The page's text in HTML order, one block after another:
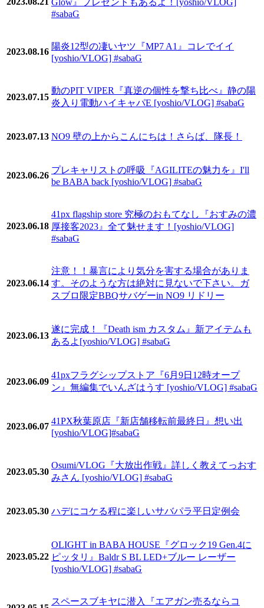
#sabaG
2023.08.16
陽炎12型の凄いヤツ『MP7 A1』コレでイイ
[yoshio/VLOG] #sabaG
2023.07.15
動のPIT VIPER『真逆の個性を撃ち比べ』静の陽
炎入り電動ハイキャパE [yoshio/VLOG] #sabaG
2023.07.13 NO9 壁の上からこんにちは！さらば、隊長！
2023.06.26
プレキャリストの呼吸『AGILITEの魅力を』I'll
be BABA back [yoshio/VLOG] #sabaG
2023.06.18
41px flagship store 究極のおもてなし『おすみの濃
厚接客2023』全て魅せます！[yoshio/VLOG]
#sabaG
2023.06.14
注意！！暴言により気分を害する場合がありま
す。そのような方は絶対に見ないで下さい。ガ
スブロ限定BBQサバゲーin NO9 リドリー
2023.06.13
遂に完成！『Death ism カスタム』新アイテムも
あるよ[yoshio/VLOG] #sabaG
2023.06.09
41pxフラグシップストア『6月9日12時オープ
ン』無編集でいんざはうす [yoshio/VLOG] #sabaG
2023.06.07
41PX秋葉原店『新店舗移転前最終日』想い出
[yoshio/VLOG]#sabaG
2023.05.30
Osumi/VLOG『大放出作戦』詳しく教えてっおす
みさん [yoshio/VLOG] #sabaG
2023.05.30 ハデにコケる程に楽しいサバパラ平日定例会
2023.05.22
OLIGHT in BABA HOUSE『グロック19 Gen.4に
ピッタリ』Baldr S BL LED+ブルー レーザー
[yoshio/VLOG] #sabaG
スペースブキヤに潜入『エアガン売るならコ